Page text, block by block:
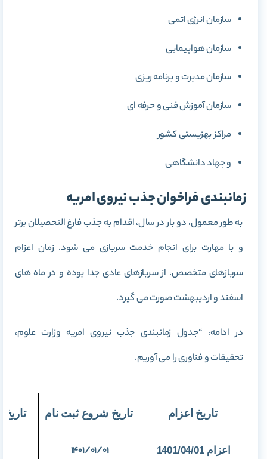
سازمان انرژی اتمی
سازمان هواپیمایی
سازمان مدیرت و برنامه ریزی
سازمان آموزش فنی و حرفه ای
مراکز بهزیستی کشور
و جهاد دانشگاهی
زمانبندی فراخوان جذب نیروی امریه
به طور معمول، دو بار در سال، اقدام به جذب فارغ التحصیلان برتر
و با مهارت برای انجام خدمت سربازی می شود. زمان اعزام
سربازهای متخصص، از سربازهای عادی جدا بوده و در ماه های
اسفند و اردیبهشت صورت می گیرد.
در ادامه، “جدول زمانبندی جذب نیروی امریه وزارت علوم،
تحقیقات و فناوری را می آوریم.
تاریخ اعزام تاریخ شروع ثبت نام تاریخ
اعزام 1401/04/01 1401/01/01